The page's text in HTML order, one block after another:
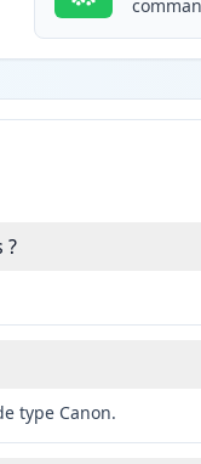
?
type Canon.